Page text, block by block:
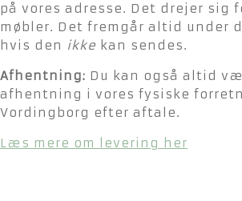
på vores adresse. Det drejer sig
møbler. Det fremgår altid under
hvis den ikke kan sendes.
Afhentning: Du kan også altid
afhentning i vores fysiske
Vordingborg efter aftale.
Læs mere om levering her